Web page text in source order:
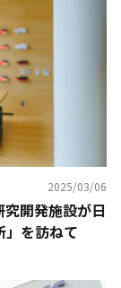
2025/03/06
開発施設が日
」を訪ねて